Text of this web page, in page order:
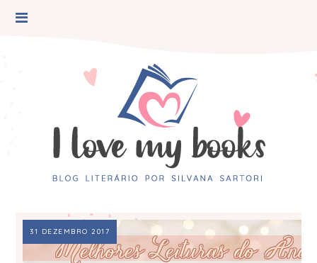
31 DEZEMBRO 2017